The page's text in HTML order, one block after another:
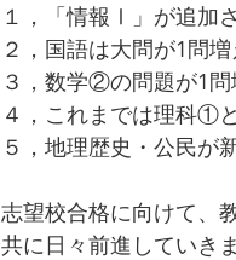
１，「情報Ⅰ」が追加
２， 国語は大問が1問
３，数学②の問題が1
４，これまでは理科①
５，地理歴史・公民が
志望校合格に向けて、
共に日々前進していき